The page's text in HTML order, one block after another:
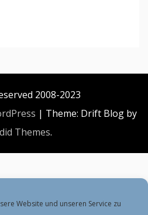
Website und unseren Service zu
2008-2023
| Theme: Drift Blog by
Themes.